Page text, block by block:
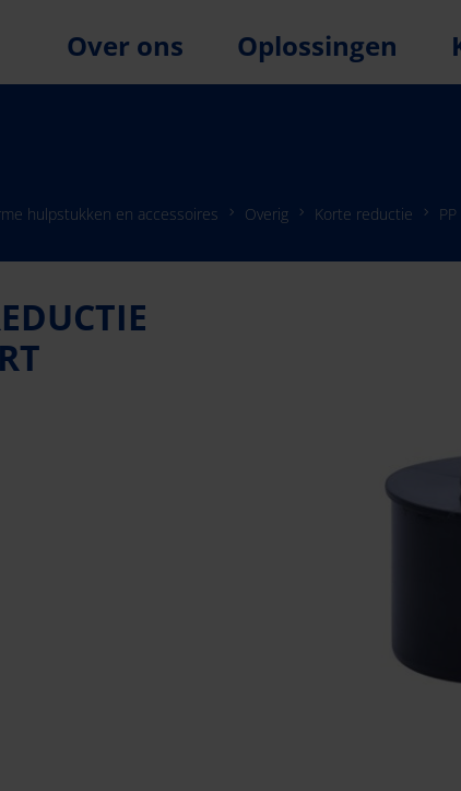
Over ons Oplossingen
hulpstukken en accessoires Overig Korte reductie